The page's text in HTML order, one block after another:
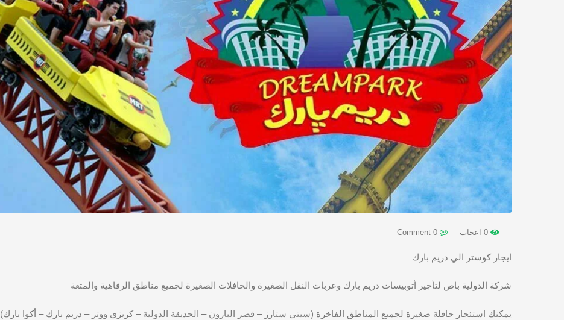
ايجار كوستر الي دريم بارك
شركة الدولية باص لتأجير أتوبيسات دريم بارك وعربات النقل الصغيرة والحافلات الصغيرة لجميع مناطق الرفاهية والمتعة
يمكنك استئجار حافلة صغيرة لجميع المناطق الفاخرة (سيتي ستارز – قصر البارون – الحديقة الدولية – كريزي ووتر – دريم بارك – أكوا بارك)